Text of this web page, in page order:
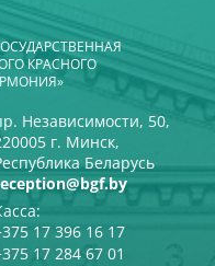
КРАСНОГО
Независимости, 50,
г. Минск,
Беларусь
17 396 16 17
17 284 67 01